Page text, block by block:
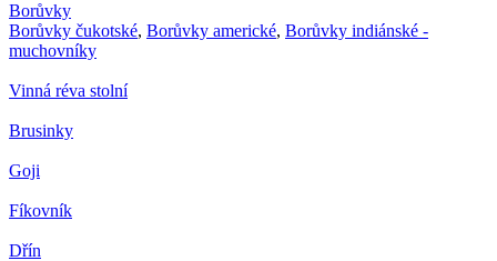
Borůvky
Borůvky čukotské, Borůvky americké, Borůvky indiánské -
muchovníky
Vinná réva stolní
Brusinky
Goji
Fíkovník
Dřín